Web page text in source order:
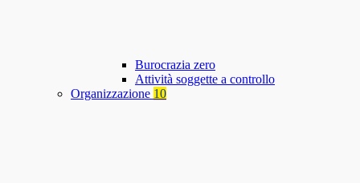
Burocrazia zero
Attività soggette a controllo
Organizzazione 10